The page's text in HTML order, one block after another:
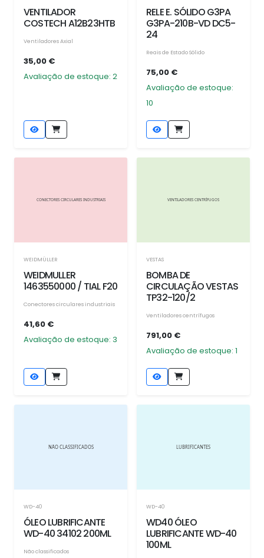
VENTILADOR
COSTECH A12B23HTB
Ventiladores Axial
35,00 €
Avaliação de estoque: 2
RELE E. SÓLIDO G3PA
G3PA-210B-VD DC5-
24
Reais de Estado Sólido
75,00 €
Avaliação de estoque:
10
WEIDMÜLLER
WEIDMULLER
1463550000 / TIAL F20
Conectores circulares industriais
41,60 €
Avaliação de estoque: 3
VESTAS
BOMBA DE
CIRCULAÇÃO VESTAS
TP32-120/2
Ventiladores centrífugos
791,00 €
Avaliação de estoque: 1
WD-40
ÓLEO LUBRIFICANTE
WD-40 34102 200ML
Não classificados
WD-40
WD40 ÓLEO
LUBRIFICANTE WD-40
100ML